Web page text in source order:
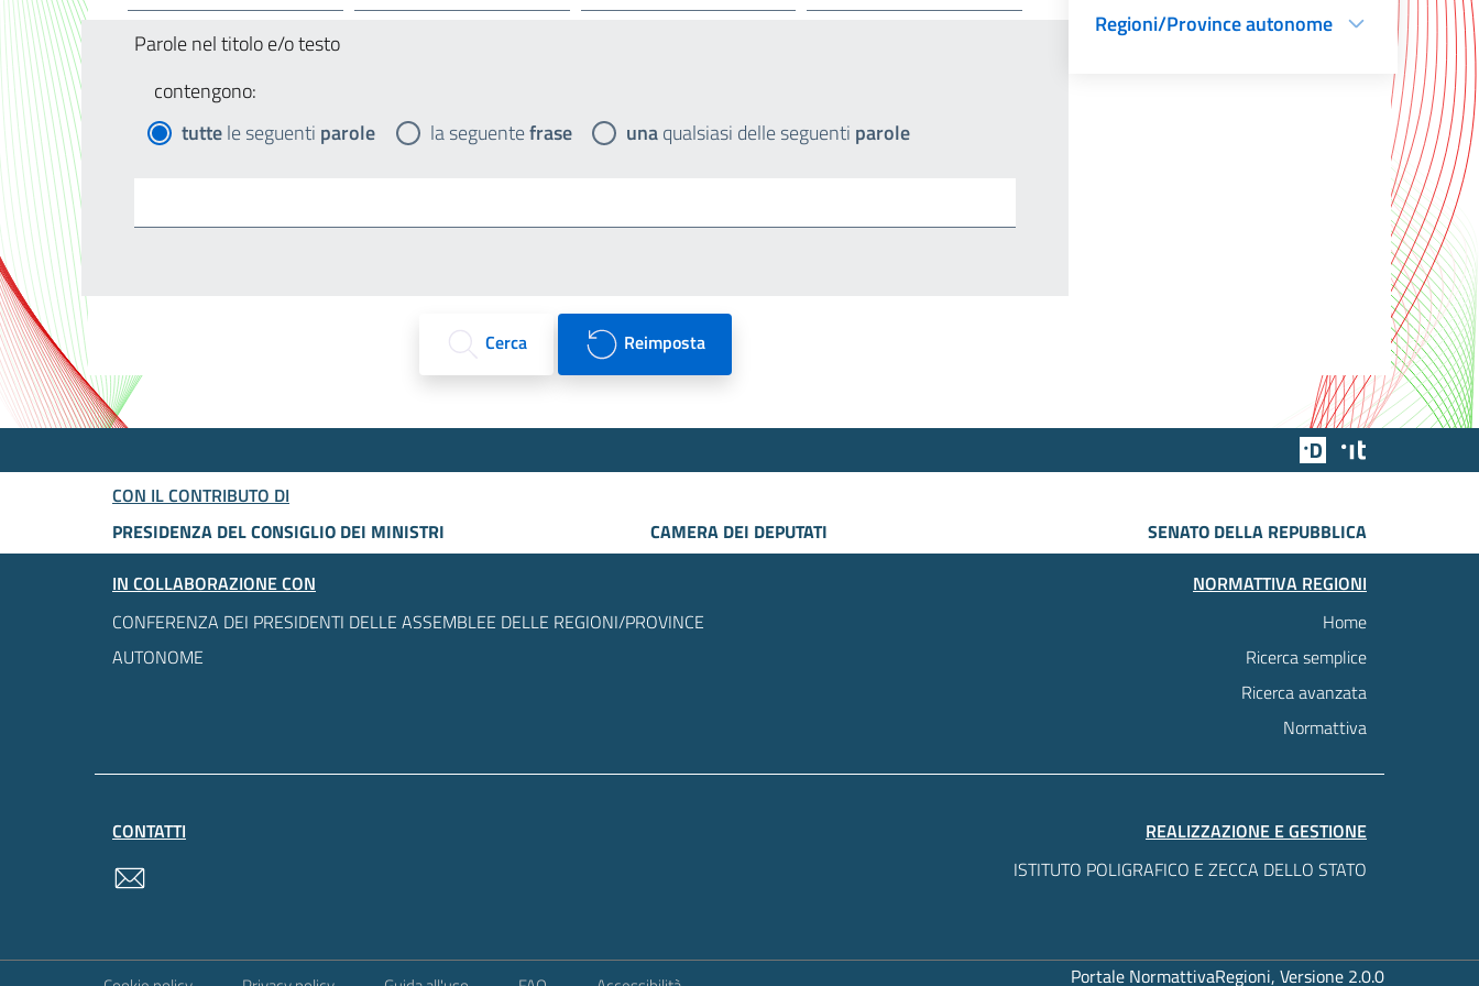
Parole nel titolo e/o testo
contengono:
tuttele seguenti parole la seguentefrase unaqualsiasi delle seguenti parole
Cerca Reimposta
Regioni/Province autonome
Team Digitale
CON IL CONTRIBUTO DI
PRESIDENZA DEL CONSIGLIO DEI MINISTRI
CAMERA DEI DEPUTATI
SENATO DELLA REPUBBLICA
IN COLLABORAZIONE CON
CONFERENZA DEI PRESIDENTI DELLE ASSEMBLEE DELLE REGIONI/PROVINCE
AUTONOME
NORMATTIVA REGIONI
Home
Ricerca semplice
Ricerca avanzata
Normattiva
CONTATTI
REALIZZAZIONE E GESTIONE
ISTITUTO POLIGRAFICO E ZECCA DELLO STATO
Portale NormattivaRegioni, Versione 2.0.0